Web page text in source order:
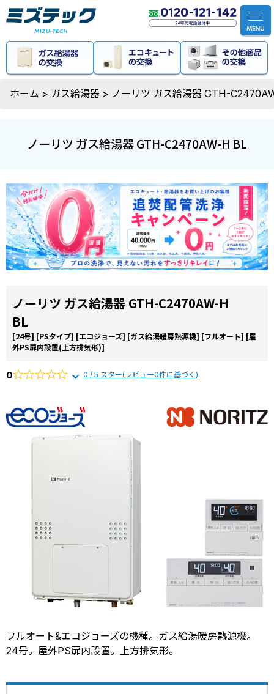
ホーム > ガス給湯器 > ノーリツ ガス給湯器 GTH-
ノーリツ ガス給湯器 GTH-C2470AW-H BL
ノーリツ ガス給湯器 GTH-C2470AW-H
BL
[24号] [PSタイプ] [エコジョーズ] [ガス給湯暖房熱源機] [フルオート] [屋
外PS扉内設置(上方排気形)]
0 0 / 5 スター(レビュー0件に基づく)
フルオート&エコジョーズの機種。ガス給湯暖房熱源機。
24号。屋外PS扉内設置。上方排気形。